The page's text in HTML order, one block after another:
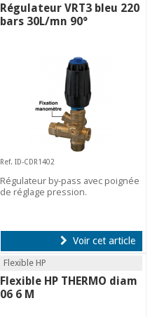
Régulateur VRT3 bleu 220
bars 30L/mn 90°
Ref. ID-CDR1402
Régulateur by-pass avec poignée
de réglage pression.
Voir cet article
Flexible HP
Flexible HP THERMO diam
06 6 M